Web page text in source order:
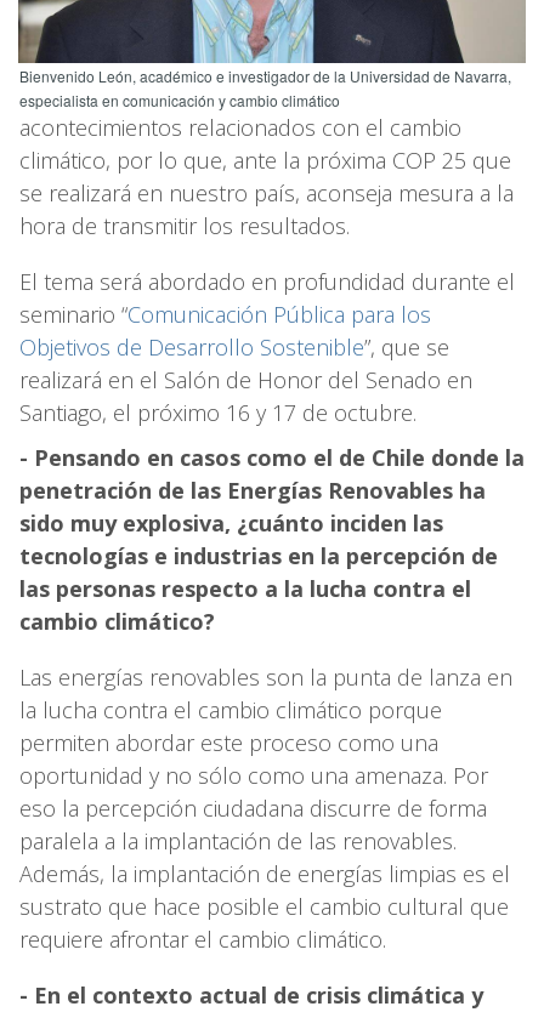
Bienvenido León, académico e investigador de la Universidad de Navarra,
especialista en comunicación y cambio climático
acontecimientos relacionados con el cambio
climático, por lo que, ante la próxima COP 25 que
se realizará en nuestro país, aconseja mesura a la
hora de transmitir los resultados.
El tema será abordado en profundidad durante el
seminario “Comunicación Pública para los
Objetivos de Desarrollo Sostenible”, que se
realizará en el Salón de Honor del Senado en
Santiago, el próximo 16 y 17 de octubre.
- Pensando en casos como el de Chile donde la
penetración de las Energías Renovables ha
sido muy explosiva, ¿cuánto inciden las
tecnologías e industrias en la percepción de
las personas respecto a la lucha contra el
cambio climático?
Las energías renovables son la punta de lanza en
la lucha contra el cambio climático porque
permiten abordar este proceso como una
oportunidad y no sólo como una amenaza. Por
eso la percepción ciudadana discurre de forma
paralela a la implantación de las renovables.
Además, la implantación de energías limpias es el
sustrato que hace posible el cambio cultural que
requiere afrontar el cambio climático.
- En el contexto actual de crisis climática y